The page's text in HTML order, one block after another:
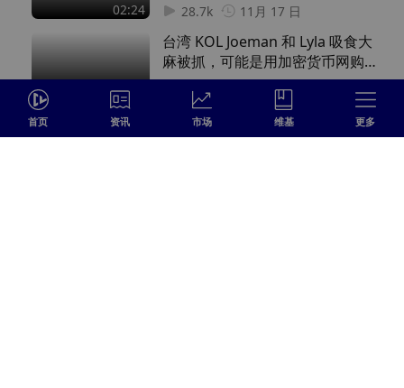
02:24 28.7k 11月 17 日
台湾 KOL Joeman 和 Lyla 吸食大
麻被抓，可能是用加密货币网购的
(2)
01:29 21.6k 11月 08 日
首页 资讯 市场 维基 更多